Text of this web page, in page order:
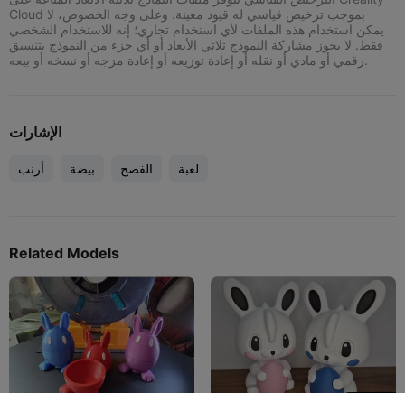
Cloud بموجب ترخيص قياسي له قيود معينة. وعلى وجه الخصوص، لا
يمكن استخدام هذه الملفات لأي استخدام تجاري؛ إنه للاستخدام الشخصي
فقط. لا يجوز مشاركة النموذج ثلاثي الأبعاد أو أي جزء من النموذج بتنسيق
رقمي أو مادي أو نقله أو إعادة توزيعه أو إعادة مزجه أو نسخه أو بيعه.
الإشارات
أرنب بيضة الفصح لعبة
Related Models